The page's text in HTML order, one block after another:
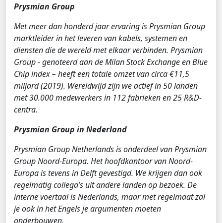
Prysmian Group
Met meer dan honderd jaar ervaring is Prysmian Group
marktleider in het leveren van kabels, systemen en
diensten die de wereld met elkaar verbinden. Prysmian
Group - genoteerd aan de Milan Stock Exchange en Blue
Chip index – heeft een totale omzet van circa €11,5
miljard (2019). Wereldwijd zijn we actief in 50 landen
met 30.000 medewerkers in 112 fabrieken en 25 R&D-
centra.
Prysmian Group in Nederland
Prysmian Group Netherlands is onderdeel van Prysmian
Group Noord-Europa. Het hoofdkantoor van Noord-
Europa is tevens in Delft gevestigd. We krijgen dan ook
regelmatig collega’s uit andere landen op bezoek. De
interne voertaal is Nederlands, maar met regelmaat zal
je ook in het Engels je argumenten moeten
onderbouwen.